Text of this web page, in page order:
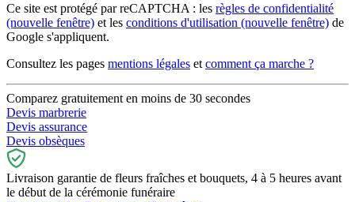
Ce site est protégé par reCAPTCHA : les règles de confidentialité
(nouvelle fenêtre) et les conditions d'utilisation (nouvelle fenêtre) de
Google s'appliquent.
Consultez les pages mentions légales et comment ça marche ?
Comparez gratuitement en moins de 30 secondes
Devis marbrerie
Devis assurance
Devis obsèques
Livraison garantie de fleurs fraîches et bouquets, 4 à 5 heures avant
le début de la cérémonie funéraire